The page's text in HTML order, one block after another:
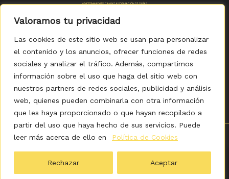
Valoramos tu privacidad
Las cookies de este sitio web se usan para personalizar
el contenido y los anuncios, ofrecer funciones de redes
sociales y analizar el tráfico. Además, compartimos
información sobre el uso que haga del sitio web con
nuestros partners de redes sociales, publicidad y análisis
web, quienes pueden combinarla con otra información
que les haya proporcionado o que hayan recopilado a
partir del uso que haya hecho de sus servicios. Puede
leer más acerca de ello en
Política de Cookies
Rechazar Aceptar
Política de Privacidad -Política de Cookies-Aviso legal
Accesibilidad- Condiciones Generales de Compra